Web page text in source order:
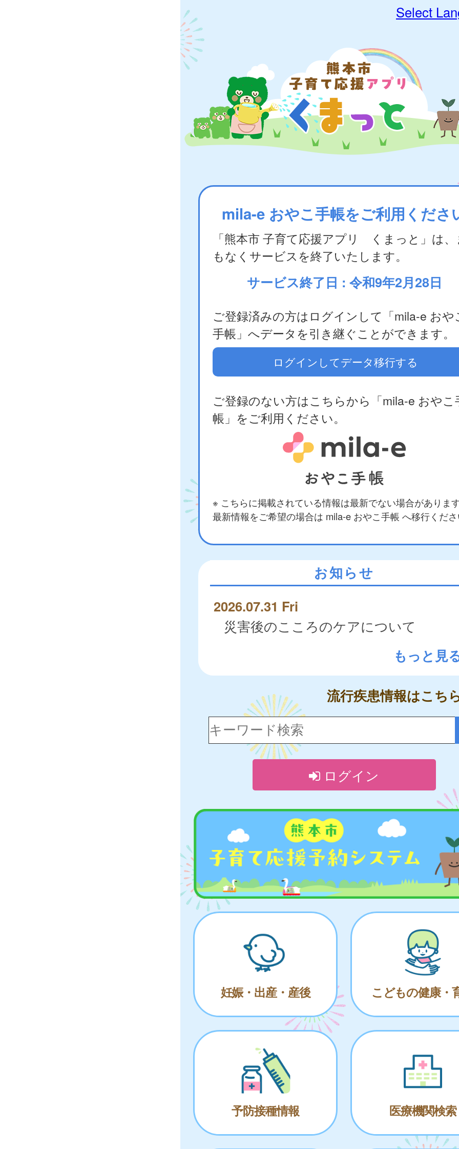
Select
mila-e おやこ手帳をご利用くださ
「熊本市 子育て応援アプリ くまっと」は
もなくサービスを終了いたします。
サービス終了日 : 令和9年2月28日
ご登録済みの方はログインして「mila-e おや
手帳」へデータを引き継ぐことができます。
ログインしてデータ移行する
ご登録のない方はこちらから「mila-e おやこ
帳」をご利用ください。
※ こちらに掲載されている情報は最新でない場合がありま
最新情報をご希望の場合は mila-e おやこ手帳 へ移行くだ
お知らせ
2026.07.31 Fri
災害後のこころのケアについて
もっと見
流行疾患情報はこち
ログイン
妊娠・出産・産後 こどもの健康・
予防接種情報 医療機関検索